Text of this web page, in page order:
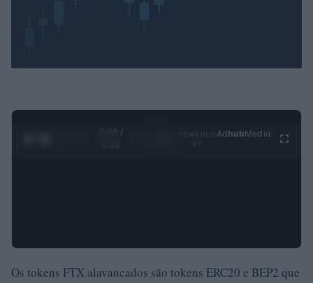
0:29 /
Ad hubMedia
Os tokens FTX alavancados são tokens ERC20 e BEP2 que